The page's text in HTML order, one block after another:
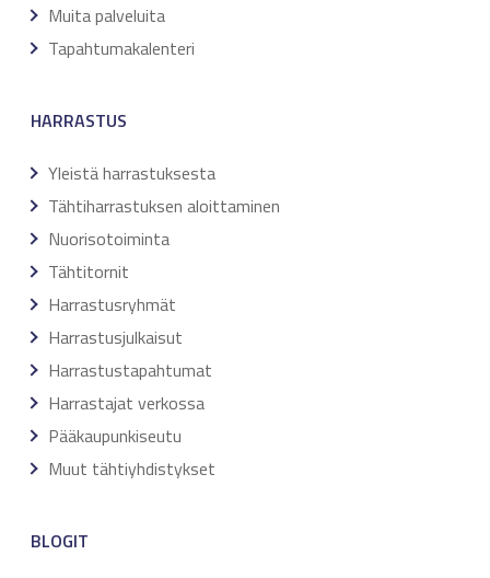
Muita palveluita
Tapahtumakalenteri
HARRASTUS
Yleistä harrastuksesta
Tähtiharrastuksen aloittaminen
Nuorisotoiminta
Tähtitornit
Harrastusryhmät
Harrastusjulkaisut
Harrastustapahtumat
Harrastajat verkossa
Pääkaupunkiseutu
Muut tähtiyhdistykset
BLOGIT